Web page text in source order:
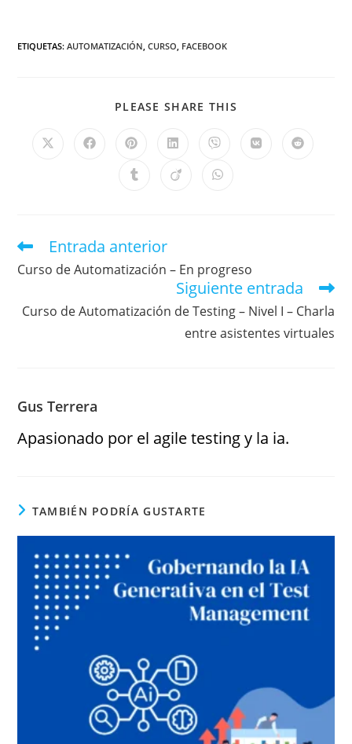
ETIQUETAS:AUTOMATIZACIÓN CURSO FACEBOOK
PLEASE SHARE THIS
Entrada anterior
Curso de Automatización – En progreso
Siguiente entrada
Curso de Automatización de Testing – Nivel I – Charla
entre asistentes virtuales
Gus Terrera
Apasionado por el agile testing y la ia.
TAMBIÉN PODRÍA GUSTARTE